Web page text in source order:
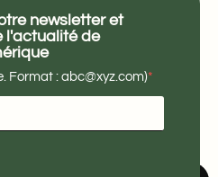
newsletter et
l'actualité de
Format : abc@xyz.com)